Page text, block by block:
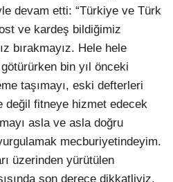
devam etti: “Türkiye ve Türk
ve kardeş bildiğimiz
bırakmayız. Hele hele
bin yıl önceki
taşımayı, eski defterleri
değil fitneye hizmet edecek
asla ve asla doğru
mecburiyetindeyim.
üzerinden yürütülen
son derece dikkatliyiz.